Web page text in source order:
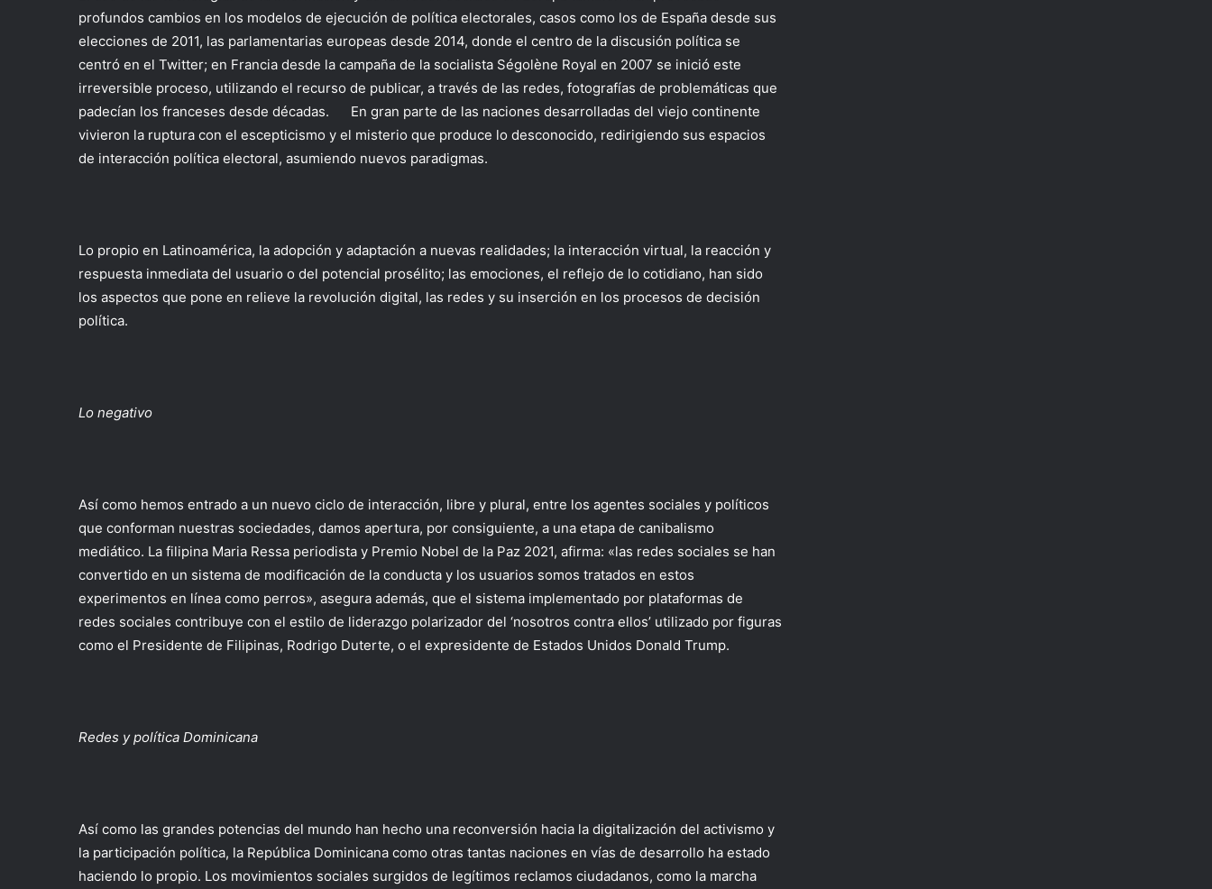
profundos cambios en los modelos de ejecución de política electorales, casos como los de España desde sus
elecciones de 2011, las parlamentarias europeas desde 2014, donde el centro de la discusión política se
centró en el Twitter; en Francia desde la campaña de la socialista Ségolène Royal en 2007 se inició este
irreversible proceso, utilizando el recurso de publicar, a través de las redes, fotografías de problemáticas que
padecían los franceses desde décadas. En gran parte de las naciones desarrolladas del viejo continente
vivieron la ruptura con el escepticismo y el misterio que produce lo desconocido, redirigiendo sus espacios
de interacción política electoral, asumiendo nuevos paradigmas.
Lo propio en Latinoamérica, la adopción y adaptación a nuevas realidades; la interacción virtual, la reacción y
respuesta inmediata del usuario o del potencial prosélito; las emociones, el reflejo de lo cotidiano, han sido
los aspectos que pone en relieve la revolución digital, las redes y su inserción en los procesos de decisión
política.
Lo negativo
Así como hemos entrado a un nuevo ciclo de interacción, libre y plural, entre los agentes sociales y políticos
que conforman nuestras sociedades, damos apertura, por consiguiente, a una etapa de canibalismo
mediático. La filipina Maria Ressa periodista y Premio Nobel de la Paz 2021, afirma: «las redes sociales se han
convertido en un sistema de modificación de la conducta y los usuarios somos tratados en estos
experimentos en línea como perros», asegura además, que el sistema implementado por plataformas de
redes sociales contribuye con el estilo de liderazgo polarizador del ‘nosotros contra ellos’ utilizado por figuras
como el Presidente de Filipinas, Rodrigo Duterte, o el expresidente de Estados Unidos Donald Trump.
Redes y política Dominicana
Así como las grandes potencias del mundo han hecho una reconversión hacia la digitalización del activismo y
la participación política, la República Dominicana como otras tantas naciones en vías de desarrollo ha estado
haciendo lo propio. Los movimientos sociales surgidos de legítimos reclamos ciudadanos, como la marcha